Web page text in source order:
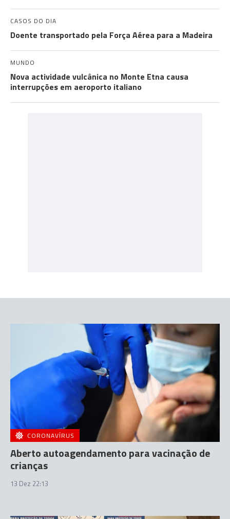
CASOS DO DIA
Doente transportado pela Força Aérea para a Madeira
MUNDO
Nova actividade vulcânica no Monte Etna causa
interrupções em aeroporto italiano
CORONAVÍRUS
Aberto autoagendamento para vacinação de
crianças
13 Dez 22:13